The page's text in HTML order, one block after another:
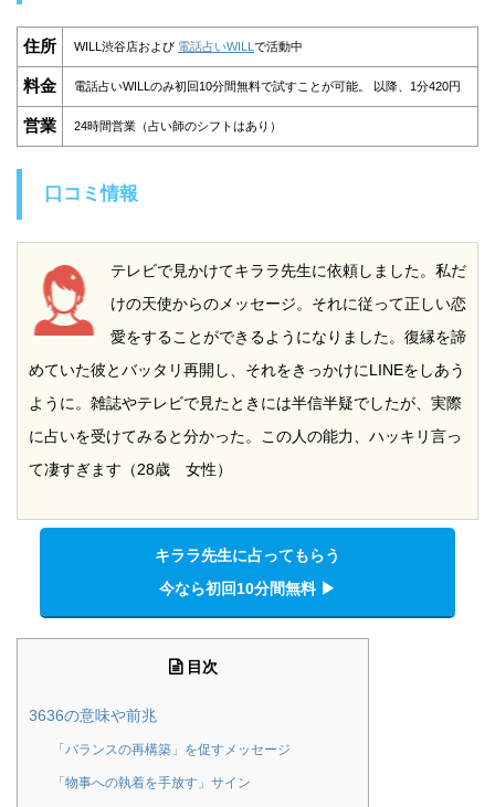
住所 WILL渋谷店および 電話占いWILL で活動中
料金 電話占いWILLのみ初回10分間無料で試すことが可能。 以降、1分420円
営業 24時間営業（占い師のシフトはあり）
口コミ情報
テレビで見かけてキララ先生に依頼しました。私だ
けの天使からのメッセージ。それに従って正しい恋
愛をすることができるようになりました。復縁を諦
めていた彼とバッタリ再開し、それをきっかけにLINEをしあう
ように。雑誌やテレビで見たときには半信半疑でしたが、実際
に占いを受けてみると分かった。この人の能力、ハッキリ言っ
て凄すぎます（28歳 女性）
キララ先生に占ってもらう
今なら初回10分間無料 ▶︎
目次
3636の意味や前兆
「バランスの再構築」を促すメッセージ
「物事への執着を手放す」サイン